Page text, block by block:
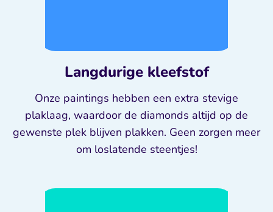
Langdurige kleefstof
Onze paintings hebben een extra stevige
plaklaag, waardoor de diamonds altijd op de
gewenste plek blijven plakken. Geen zorgen meer
om loslatende steentjes!